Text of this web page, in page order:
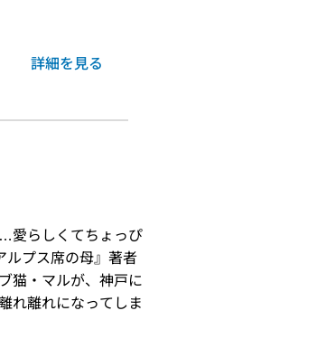
詳細を見る
愛らしくてちょっぴ
ルプス席の母』著者
猫・マルが、神戸に
れ離れになってしま